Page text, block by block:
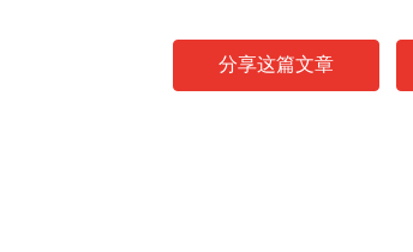
分享这篇文章